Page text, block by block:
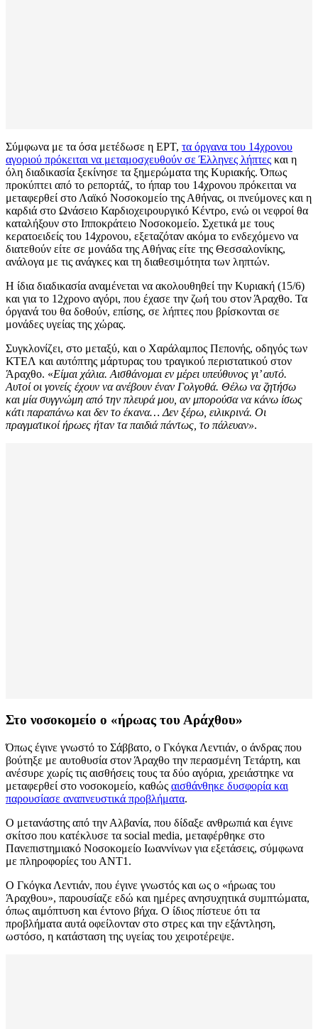
Σύμφωνα με τα όσα μετέδωσε η ΕΡΤ, τα όργανα του 14χρονου
αγοριού πρόκειται να μεταμοσχευθούν σε Έλληνες λήπτες και η
όλη διαδικασία ξεκίνησε τα ξημερώματα της Κυριακής. Όπως
προκύπτει από το ρεπορτάζ, το ήπαρ του 14χρονου πρόκειται να
μεταφερθεί στο Λαϊκό Νοσοκομείο της Αθήνας, οι πνεύμονες και η
καρδιά στο Ωνάσειο Καρδιοχειρουργικό Κέντρο, ενώ οι νεφροί θα
καταλήξουν στο Ιπποκράτειο Νοσοκομείο. Σχετικά με τους
κερατοειδείς του 14χρονου, εξεταζόταν ακόμα το ενδεχόμενο να
διατεθούν είτε σε μονάδα της Αθήνας είτε της Θεσσαλονίκης,
ανάλογα με τις ανάγκες και τη διαθεσιμότητα των ληπτών.
Η ίδια διαδικασία αναμένεται να ακολουθηθεί την Κυριακή (15/6)
και για το 12χρονο αγόρι, που έχασε την ζωή του στον Άραχθο. Τα
όργανά του θα δοθούν, επίσης, σε λήπτες που βρίσκονται σε
μονάδες υγείας της χώρας.
Συγκλονίζει, στο μεταξύ, και ο Χαράλαμπος Πεπονής, οδηγός των
ΚΤΕΛ και αυτόπτης μάρτυρας του τραγικού περιστατικού στον
Άραχθο. «Είμαι χάλια. Αισθάνομαι εν μέρει υπεύθυνος γι’ αυτό.
Αυτοί οι γονείς έχουν να ανέβουν έναν Γολγοθά. Θέλω να ζητήσω
και μία συγγνώμη από την πλευρά μου, αν μπορούσα να κάνω ίσως
κάτι παραπάνω και δεν το έκανα… Δεν ξέρω, ειλικρινά. Οι
πραγματικοί ήρωες ήταν τα παιδιά πάντως, το πάλευαν».
Στο νοσοκομείο ο «ήρωας του Αράχθου»
Όπως έγινε γνωστό το Σάββατο, ο Γκόγκα Λεντιάν, ο άνδρας που
βούτηξε με αυτοθυσία στον Άραχθο την περασμένη Τετάρτη, και
ανέσυρε χωρίς τις αισθήσεις τους τα δύο αγόρια, χρειάστηκε να
μεταφερθεί στο νοσοκομείο, καθώς αισθάνθηκε δυσφορία και
παρουσίασε αναπνευστικά προβλήματα.
Ο μετανάστης από την Αλβανία, που δίδαξε ανθρωπιά και έγινε
σκίτσο που κατέκλυσε τα social media, μεταφέρθηκε στο
Πανεπιστημιακό Νοσοκομείο Ιωαννίνων για εξετάσεις, σύμφωνα
με πληροφορίες του ΑΝΤ1.
Ο Γκόγκα Λεντιάν, που έγινε γνωστός και ως ο «ήρωας του
Άραχθου», παρουσίαζε εδώ και ημέρες ανησυχητικά συμπτώματα,
όπως αιμόπτυση και έντονο βήχα. Ο ίδιος πίστευε ότι τα
προβλήματα αυτά οφείλονταν στο στρες και την εξάντληση,
ωστόσο, η κατάσταση της υγείας του χειροτέρεψε.